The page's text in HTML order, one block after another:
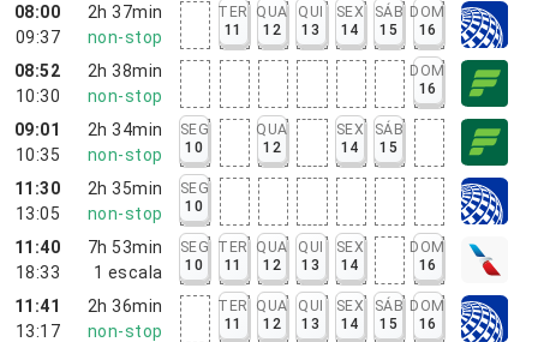
08:00
09:37
2h 37min
non-stop
TER
11
QUA
12
QUI
13
SEX
14
SÁB
15
DOM
16
08:52
10:30
2h 38min
non-stop
DOM
16
09:01
10:35
2h 34min
non-stop
SEG
10
QUA
12
SEX
14
SÁB
15
11:30
13:05
2h 35min
non-stop
SEG
10
11:40
18:33
7h 53min
1 escala
SEG
10
TER
11
QUA
12
QUI
13
SEX
14
DOM
16
11:41
13:17
2h 36min
non-stop
TER
11
QUA
12
QUI
13
SEX
14
SÁB
15
DOM
16